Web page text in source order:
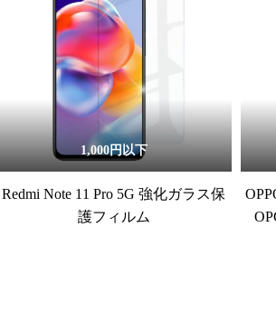
1,000円以下
Redmi Note 11 Pro 5G 強化ガラス保
護フィルム